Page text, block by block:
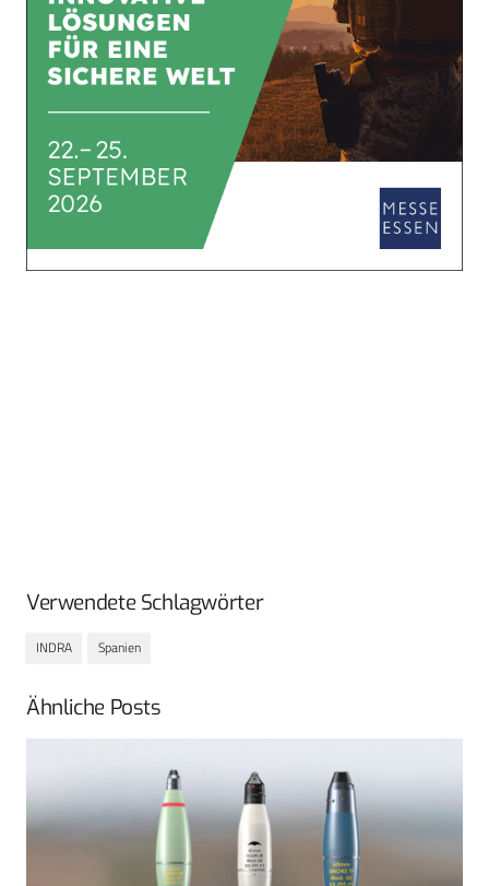
Verwendete Schlagwörter
INDRA Spanien
Ähnliche Posts